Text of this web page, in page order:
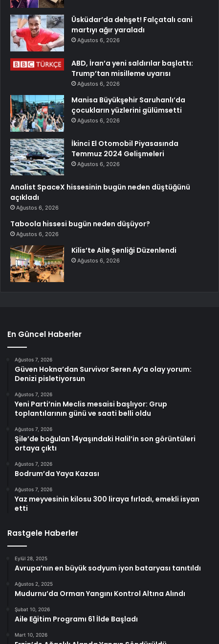
Üsküdar’da dehşet! Falçatalı cani
martıyı ağır yaraladı
Ağustos 6, 2026
ABD, İran’a yeni saldırılar başlattı:
Trump’tan misilleme uyarısı
Ağustos 6, 2026
Manisa Büyükşehir Saruhanlı’da
çocukların yüzlerini gülümsetti
Ağustos 6, 2026
İkinci El Otomobil Piyasasında
Temmuz 2024 Gelişmeleri
Ağustos 6, 2026
Analist SpaceX hissesinin bugün neden düştüğünü
açıkladı
Ağustos 6, 2026
Taboola hissesi bugün neden düşüyor?
Ağustos 6, 2026
Kilis’te Aile Şenliği Düzenlendi
Ağustos 6, 2026
En Güncel Haberler
Ağustos 7, 2026
Güven Hokna’dan Survivor Seren Ay’a olay yorum:
Denizi pisletiyorsun
Ağustos 7, 2026
Yeni Parti’nin Meclis mesaisi başlıyor: Grup
toplantılarının günü ve saati belli oldu
Ağustos 7, 2026
Şile’de boğulan 14yaşındaki Halil’in son görüntüleri
ortaya çıktı
Ağustos 7, 2026
Bodrum’da Yaya Kazası
Ağustos 7, 2026
Yaz meyvesinin kilosu 300 liraya fırladı, emekli isyan
etti
Rastgele Haberler
Eylül 28, 2025
Avrupa’nın en büyük sodyum iyon bataryası tanıtıldı
Ağustos 2, 2025
Mudurnu’da Orman Yangını Kontrol Altına Alındı
Şubat 10, 2026
Aile Eğitim Programı 61 İlde Başladı
Mart 10, 2026